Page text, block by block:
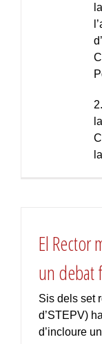
El Rector
un debat
Sis dels set
d’STEPV)
d’incloure